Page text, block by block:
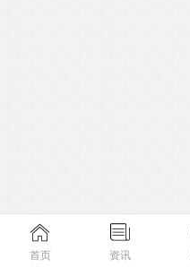
首页 资讯